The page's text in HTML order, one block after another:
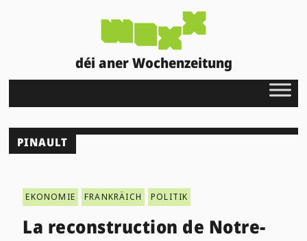
déi aner Wochenzeitung
PINAULT
EKONOMIE FRANKRÄICH POLITIK
La reconstruction de Notre-